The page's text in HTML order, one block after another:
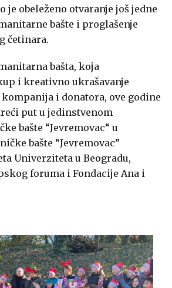
je obeleženo otvaranje još jedne
bašte i proglašenje
četinara.
bašta, koja
i kreativno ukrašavanje
kompanija i donatora, ove godine
put u jedinstvenom
bašte “Jevremovac“ u
bašte “Jevremovac”
Univerziteta u Beogradu,
foruma i Fondacije Ana i